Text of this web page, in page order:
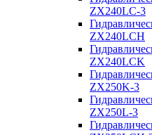
ZX240LC-3
ZX240LCH
ZX240LCK
ZX250K-3
ZX250L-3